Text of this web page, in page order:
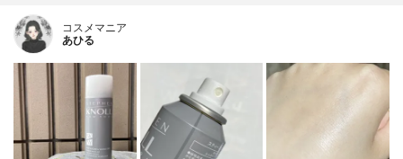
コスメマニア
あひる